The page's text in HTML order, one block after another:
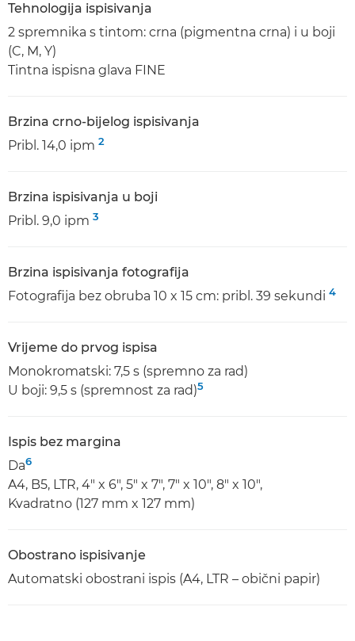
Tehnologija ispisivanja
2 spremnika s tintom: crna (pigmentna crna) i u boji
(C, M, Y)
Tintna ispisna glava FINE
Brzina crno-bijelog ispisivanja
Pribl. 14,0 ipm 2
Brzina ispisivanja u boji
Pribl. 9,0 ipm 3
Brzina ispisivanja fotografija
Fotografija bez obruba 10 x 15 cm: pribl. 39 sekundi 4
Vrijeme do prvog ispisa
Monokromatski: 7,5 s (spremno za rad)
U boji: 9,5 s (spremnost za rad)5
Ispis bez margina
Da6
A4, B5, LTR, 4" x 6", 5" x 7", 7" x 10", 8" x 10",
Kvadratno (127 mm x 127 mm)
Obostrano ispisivanje
Automatski obostrani ispis (A4, LTR – obični papir)